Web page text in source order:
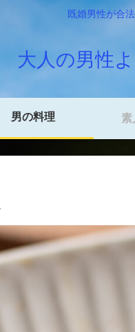
既婚男性が合
大人の男性
男の料理 素